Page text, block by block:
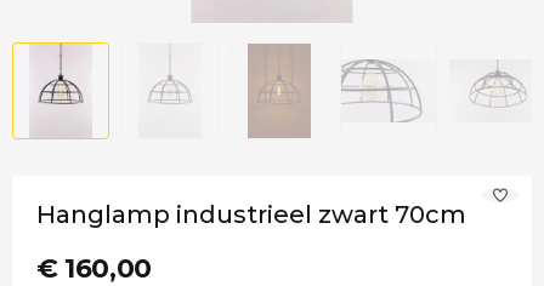
Hanglamp industrieel zwart 70cm
€ 160,00